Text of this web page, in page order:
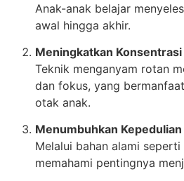
Anak-anak belajar
awal hingga akhir.
Meningkatkan Konsentrasi
Teknik menganyam rotan
dan fokus, yang
otak anak.
Menumbuhkan
Melalui bahan alami
memahami pentingnya